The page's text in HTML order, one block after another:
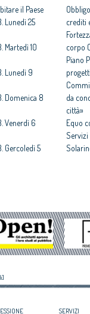
il Paese
Lunedì 25
Martedì 10
Lunedì 9
Domenica 8
Venerdì 6
Gercoledì 5
Domenica 1
crediti
corpo
Piano
da
città»
Equo
Servizi
Equo
Corte
SERVIZI